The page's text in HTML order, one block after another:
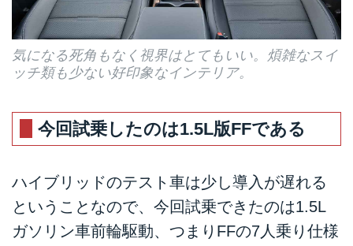
気になる死角もなく視界はとてもいい。煩雑なスイ
ッチ類も少ない好印象なインテリア。
今回試乗したのは1.5L版FFである
ハイブリッドのテスト車は少し導入が遅れる
ということなので、今回試乗できたのは1.5L
ガソリン車前輪駆動、つまりFFの7人乗り仕様